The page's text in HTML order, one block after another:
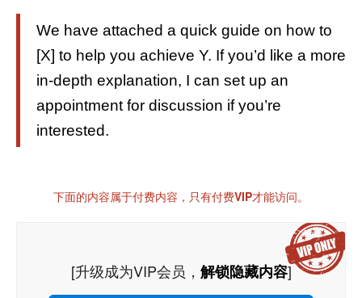
We have attached a quick guide on how to
[X] to help you achieve Y. If you’d like a more
in-depth explanation, I can set up an
appointment for discussion if you’re
interested.
下面的内容属于付费内容，只有付费VIP才能访问。
[升级成为VIP会员， 解锁隐藏内容]